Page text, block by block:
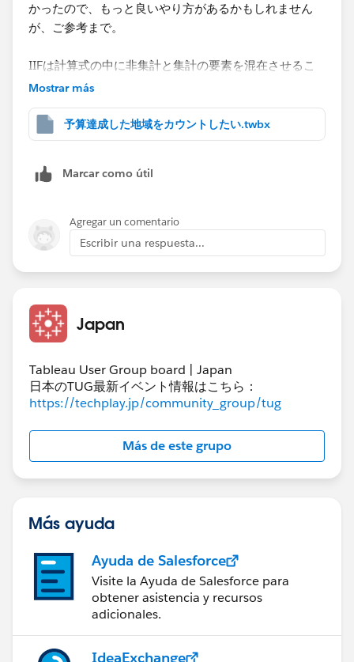
かったので、もっと良いやり方があるかもしれません
が、ご参考まで。
IIFは計算式の中に非集計と集計の要素を混在させるこ
とができないので、[売上費用区分]の元データが、'売
であれば、1つの計算式で表現することも可能です。
今回のデータはテキスト型で'売上'、'費用'と入っている
IIF([売上費用区分]='売上',1,0)
売上費用区分が'売上'の場合はゼロよりも大きくなるの
で、前回お示しした計算式を以下のように変更します。
IIF(SUM([条件分岐用])>0,
IIF(SUM([実績])>=SUM([予算]),1,0),
)
上記の方法で実現したワークブックを添付します。
Mostrar más
予算達成した地域をカウントしたい.twbx
Marcar como útil
Agregar un comentario
Escribir una respuesta...
Japan
Tableau User Group board | Japan
日本のTUG最新イベント情報はこちら：
https://techplay.jp/community_group/tug
Más de este grupo
Más ayuda
Ayuda de Salesforce
Visite la Ayuda de Salesforce para
obtener asistencia y recursos
adicionales.
IdeaExchange